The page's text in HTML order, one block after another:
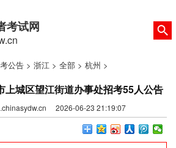
考试网
公告 > 浙江 > 全部 > 杭州 >
上城区望江街道办事处招考55人公告
2026-06-23 21:19:07